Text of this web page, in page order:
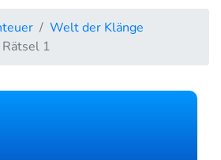
Welt der Klänge
Rätsel 1